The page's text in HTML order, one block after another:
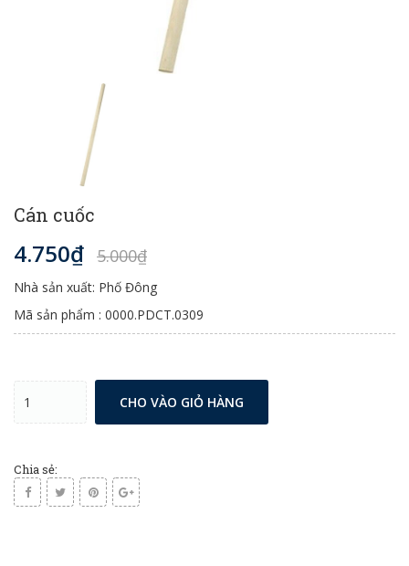
Cán cuốc
4.750₫ 5.000₫
Nhà sản xuất: Phố Đông
Mã sản phẩm : 0000.PDCT.0309
CHO VÀO GIỎ HÀNG
Chia sẻ: